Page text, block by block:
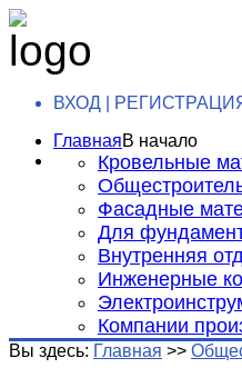
ВХОД |
ГлавнаяВ начало
Кровельные
Фасадные
Для
Внутренняя
Инженерные
Компании
Вы здесь: Главная >>